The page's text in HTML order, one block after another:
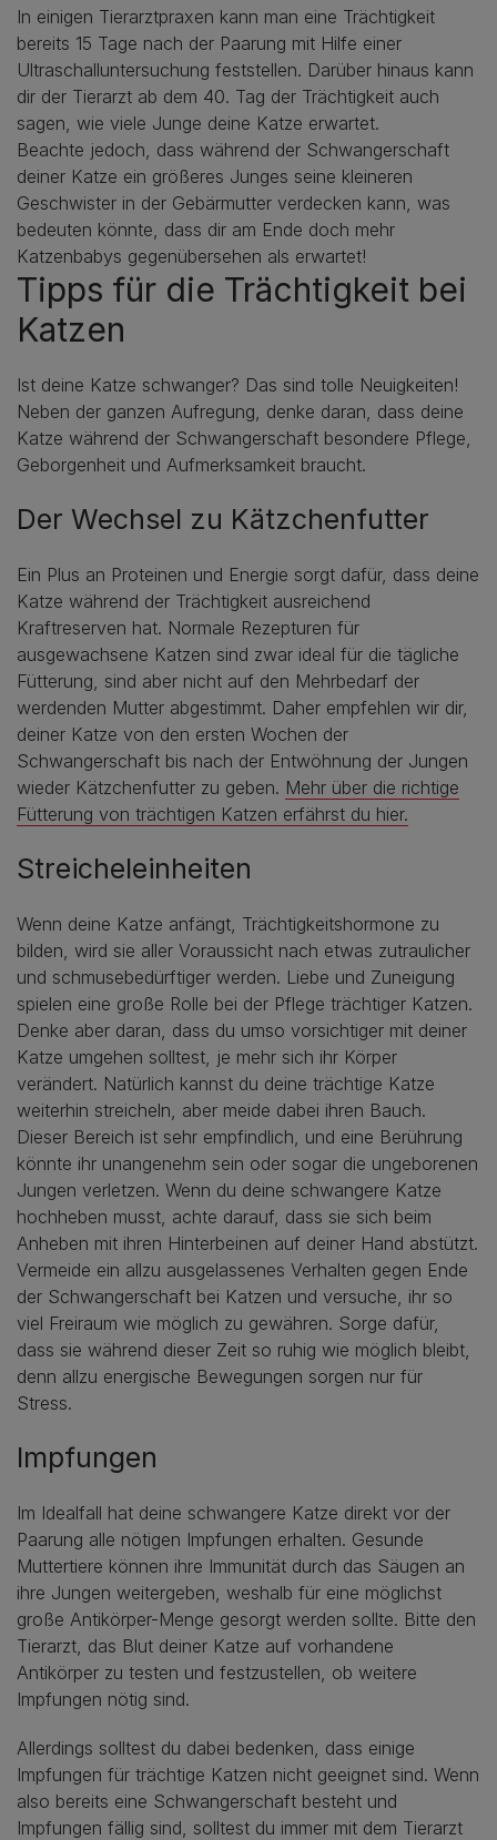
In einigen Tierarztpraxen kann man eine Trächtigkeit
bereits 15 Tage nach der Paarung mit Hilfe einer
Ultraschalluntersuchung feststellen. Darüber hinaus kann
dir der Tierarzt ab dem 40. Tag der Trächtigkeit auch
sagen, wie viele Junge deine Katze erwartet.
Beachte jedoch, dass während der Schwangerschaft
deiner Katze ein größeres Junges seine kleineren
Geschwister in der Gebärmutter verdecken kann, was
bedeuten könnte, dass dir am Ende doch mehr
Katzenbabys gegenübersehen als erwartet!
Tipps für die Trächtigkeit bei
Katzen
Ist deine Katze schwanger? Das sind tolle Neuigkeiten!
Neben der ganzen Aufregung, denke daran, dass deine
Katze während der Schwangerschaft besondere Pflege,
Geborgenheit und Aufmerksamkeit braucht.
Der Wechsel zu Kätzchenfutter
Ein Plus an Proteinen und Energie sorgt dafür, dass deine
Katze während der Trächtigkeit ausreichend
Kraftreserven hat. Normale Rezepturen für
ausgewachsene Katzen sind zwar ideal für die tägliche
Fütterung, sind aber nicht auf den Mehrbedarf der
werdenden Mutter abgestimmt. Daher empfehlen wir dir,
deiner Katze von den ersten Wochen der
Schwangerschaft bis nach der Entwöhnung der Jungen
wieder Kätzchenfutter zu geben. Mehr über die richtige
Fütterung von trächtigen Katzen erfährst du hier.
Streicheleinheiten
Wenn deine Katze anfängt, Trächtigkeitshormone zu
bilden, wird sie aller Voraussicht nach etwas zutraulicher
und schmusebedürftiger werden. Liebe und Zuneigung
spielen eine große Rolle bei der Pflege trächtiger Katzen.
Denke aber daran, dass du umso vorsichtiger mit deiner
Katze umgehen solltest, je mehr sich ihr Körper
verändert. Natürlich kannst du deine trächtige Katze
weiterhin streicheln, aber meide dabei ihren Bauch.
Dieser Bereich ist sehr empfindlich, und eine Berührung
könnte ihr unangenehm sein oder sogar die ungeborenen
Jungen verletzen. Wenn du deine schwangere Katze
hochheben musst, achte darauf, dass sie sich beim
Anheben mit ihren Hinterbeinen auf deiner Hand abstützt.
Vermeide ein allzu ausgelassenes Verhalten gegen Ende
der Schwangerschaft bei Katzen und versuche, ihr so
viel Freiraum wie möglich zu gewähren. Sorge dafür,
dass sie während dieser Zeit so ruhig wie möglich bleibt,
denn allzu energische Bewegungen sorgen nur für
Stress.
Impfungen
Im Idealfall hat deine schwangere Katze direkt vor der
Paarung alle nötigen Impfungen erhalten. Gesunde
Muttertiere können ihre Immunität durch das Säugen an
ihre Jungen weitergeben, weshalb für eine möglichst
große Antikörper-Menge gesorgt werden sollte. Bitte den
Tierarzt, das Blut deiner Katze auf vorhandene
Antikörper zu testen und festzustellen, ob weitere
Impfungen nötig sind.
Allerdings solltest du dabei bedenken, dass einige
Impfungen für trächtige Katzen nicht geeignet sind. Wenn
also bereits eine Schwangerschaft besteht und
Impfungen fällig sind, solltest du immer mit dem Tierarzt